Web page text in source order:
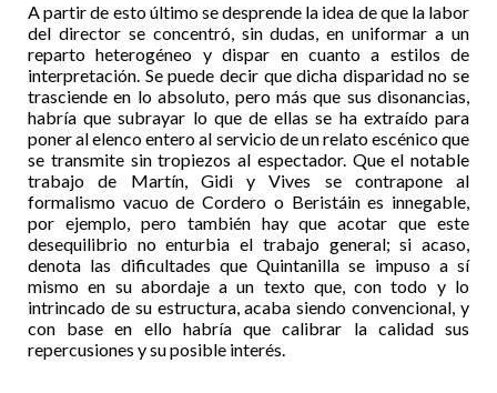
A partir de esto último se desprende la idea de que la labor
del director se concentró, sin dudas, en uniformar a un
reparto heterogéneo y dispar en cuanto a estilos de
interpretación. Se puede decir que dicha disparidad no se
trasciende en lo absoluto, pero más que sus disonancias,
habría que subrayar lo que de ellas se ha extraído para
poner al elenco entero al servicio de un relato escénico que
se transmite sin tropiezos al espectador. Que el notable
trabajo de Martín, Gidi y Vives se contrapone al
formalismo vacuo de Cordero o Beristáin es innegable,
por ejemplo, pero también hay que acotar que este
desequilibrio no enturbia el trabajo general; si acaso,
denota las dificultades que Quintanilla se impuso a sí
mismo en su abordaje a un texto que, con todo y lo
intrincado de su estructura, acaba siendo convencional, y
con base en ello habría que calibrar la calidad sus
repercusiones y su posible interés.